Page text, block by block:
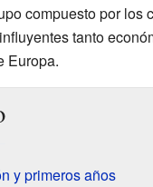
compuesto por los
tanto
Europa.
y primeros años